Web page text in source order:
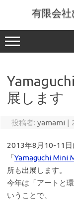
へ
ス
有限会
展します
投稿者: yamami |
2013年8月10-11日
「Yamaguchi Mini
所も出展します。
今年は「アートと
いうことで、